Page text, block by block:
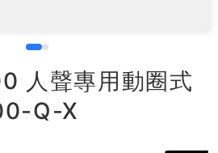
人聲專用動圈式
Q-X